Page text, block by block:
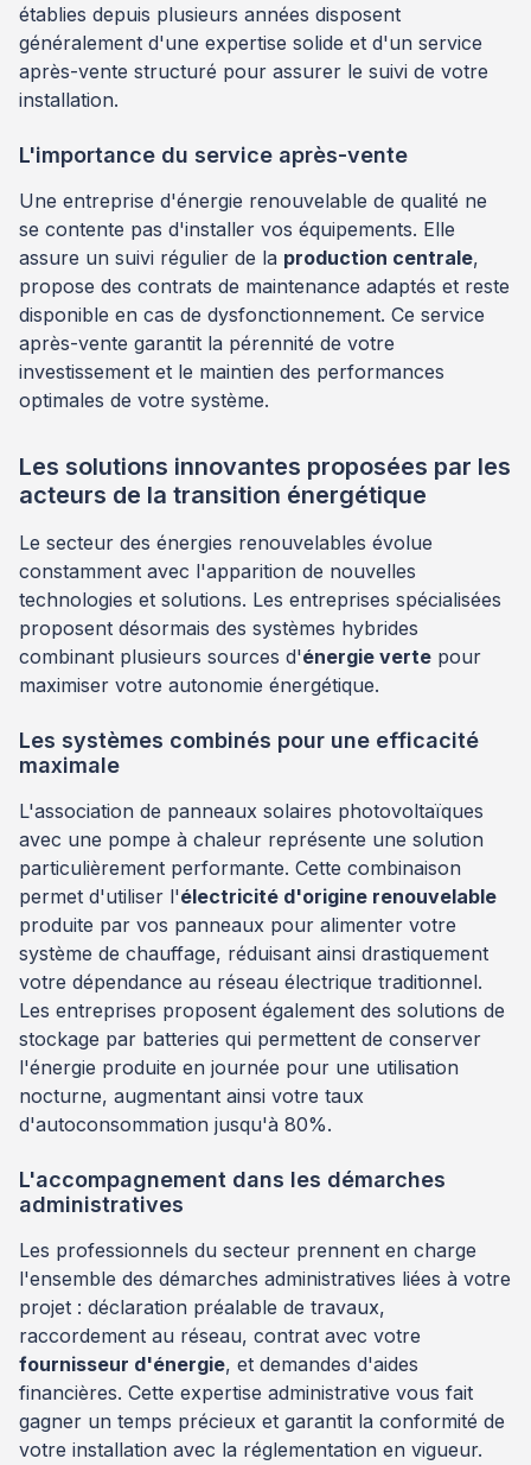
établies depuis plusieurs années disposent
généralement d'une expertise solide et d'un service
après-vente structuré pour assurer le suivi de votre
installation.
L'importance du service après-vente
Une entreprise d'énergie renouvelable de qualité ne
se contente pas d'installer vos équipements. Elle
assure un suivi régulier de la production centrale,
propose des contrats de maintenance adaptés et reste
disponible en cas de dysfonctionnement. Ce service
après-vente garantit la pérennité de votre
investissement et le maintien des performances
optimales de votre système.
Les solutions innovantes proposées par les
acteurs de la transition énergétique
Le secteur des énergies renouvelables évolue
constamment avec l'apparition de nouvelles
technologies et solutions. Les entreprises spécialisées
proposent désormais des systèmes hybrides
combinant plusieurs sources d'énergie verte pour
maximiser votre autonomie énergétique.
Les systèmes combinés pour une efficacité
maximale
L'association de panneaux solaires photovoltaïques
avec une pompe à chaleur représente une solution
particulièrement performante. Cette combinaison
permet d'utiliser l'électricité d'origine renouvelable
produite par vos panneaux pour alimenter votre
système de chauffage, réduisant ainsi drastiquement
votre dépendance au réseau électrique traditionnel.
Les entreprises proposent également des solutions de
stockage par batteries qui permettent de conserver
l'énergie produite en journée pour une utilisation
nocturne, augmentant ainsi votre taux
d'autoconsommation jusqu'à 80%.
L'accompagnement dans les démarches
administratives
Les professionnels du secteur prennent en charge
l'ensemble des démarches administratives liées à votre
projet : déclaration préalable de travaux,
raccordement au réseau, contrat avec votre
fournisseur d'énergie, et demandes d'aides
financières. Cette expertise administrative vous fait
gagner un temps précieux et garantit la conformité de
votre installation avec la réglementation en vigueur.